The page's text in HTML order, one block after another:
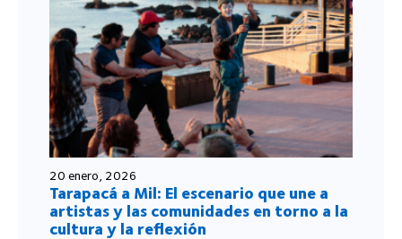
20 enero, 2026
Tarapacá a Mil: El escenario que une a
artistas y las comunidades en torno a la
cultura y la reflexión